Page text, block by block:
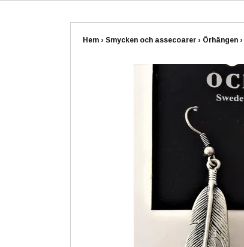
Hem › Smycken och assecoarer › Örhängen ›